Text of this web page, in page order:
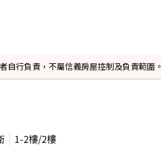
行負責，不屬信義房屋控制及負責範圍。
1-2樓/2樓